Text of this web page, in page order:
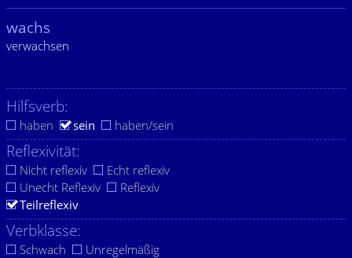
wachs
verwachsen
Hilfsverb:
haben sein haben/sein
Reflexivität:
Nicht reflexiv
Echt reflexiv
Unecht Reflexiv
Reflexiv
Teilreflexiv
Verbklasse:
Schwach
Unregelmäßig